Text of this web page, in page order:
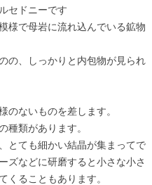
セドニーです
様で母岩に流れ込んでいる鉱物
の、しっかりと内包物が見られ
のないものを差します。
種類があります。
とても細かい結晶が集まってで
ズなどに研磨すると小さな小さ
くることもあります。